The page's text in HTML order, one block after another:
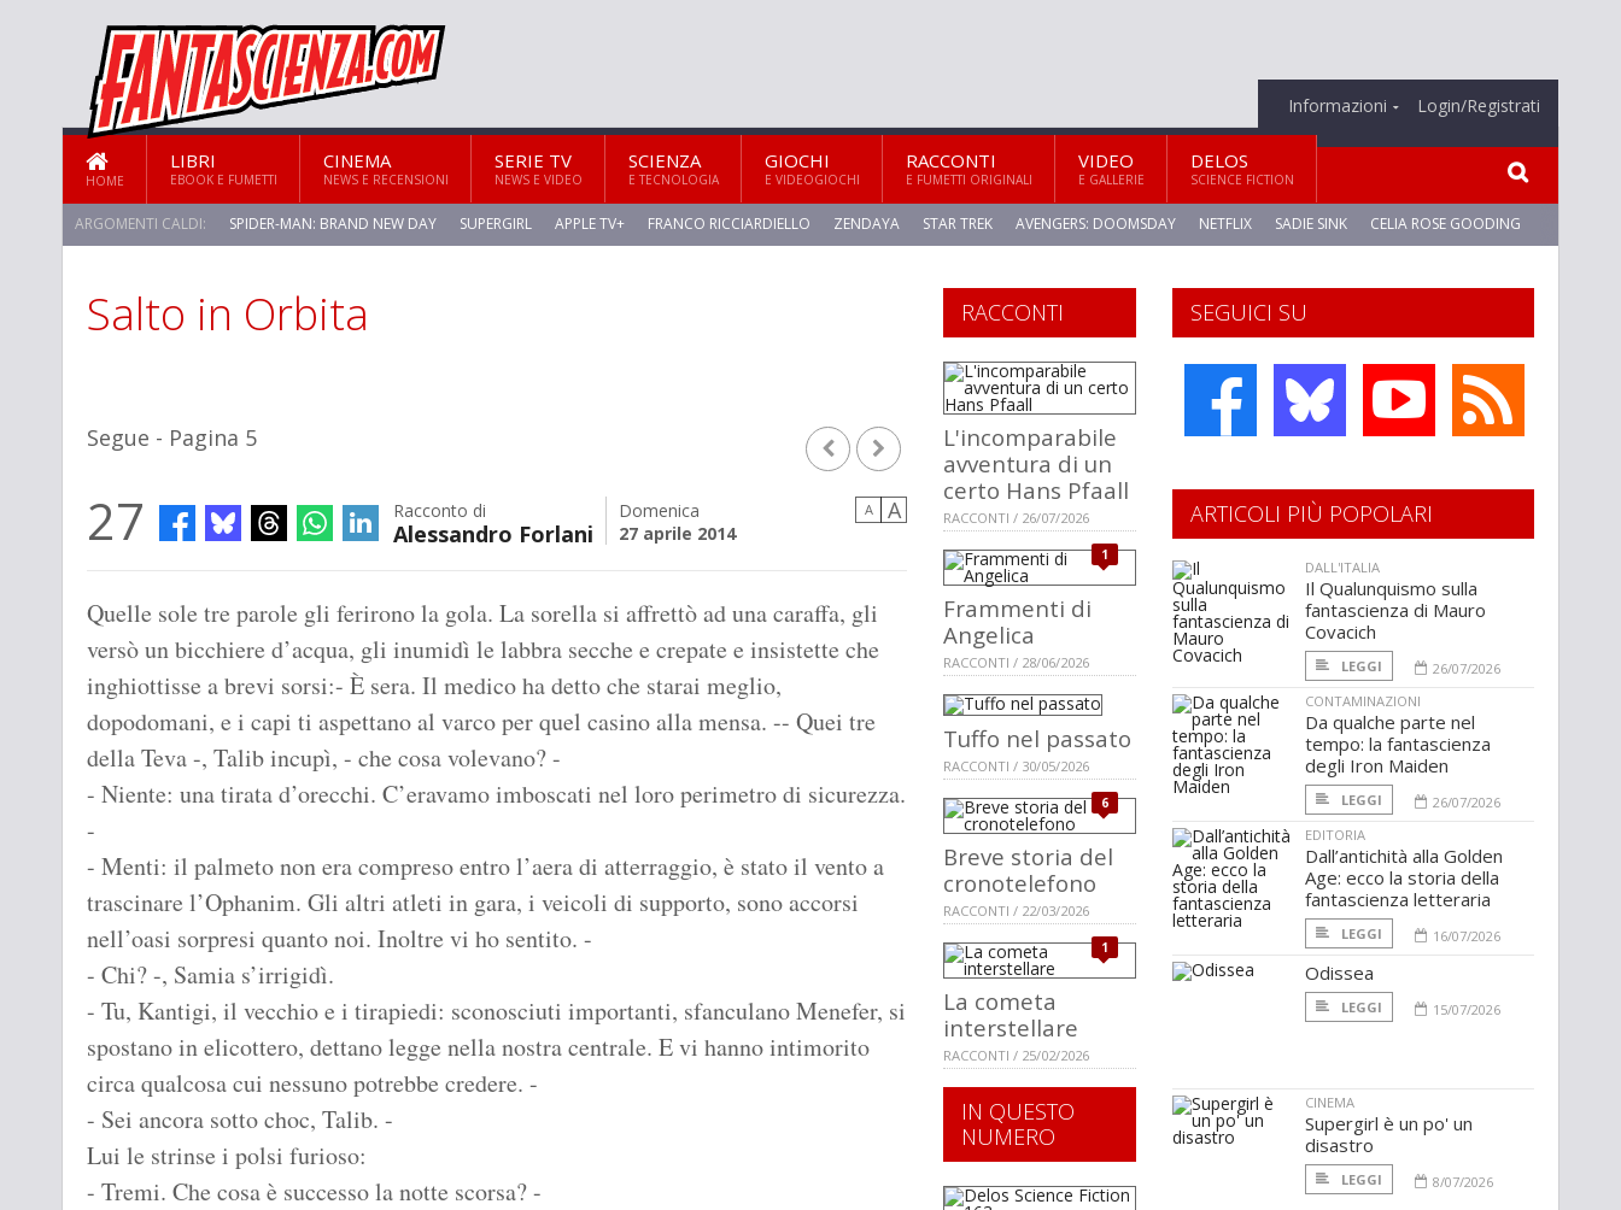
Informazioni Login/Registrati
HOME
LIBRI
EBOOK E FUMETTI
CINEMA
NEWS E RECENSIONI
SERIE TV
NEWS E VIDEO
SCIENZA
E TECNOLOGIA
GIOCHI
E VIDEOGIOCHI
RACCONTI
E FUMETTI ORIGINALI
VIDEO
E GALLERIE
DELOS
SCIENCE FICTION
ARGOMENTI CALDI: SPIDER-MAN: BRAND NEW DAY SUPERGIRL APPLE TV+ FRANCO RICCIARDIELLO ZENDAYA STAR TREK AVENGERS: DOOMSDAY NETFLIX SADIE SINK CELIA ROSE GOODING
Salto in Orbita
Segue - Pagina 5
27 Racconto di
Alessandro Forlani
Domenica
27 aprile 2014
A A
Quelle sole tre parole gli ferirono la gola. La sorella si affrettò ad una caraffa, gli
versò un bicchiere d’acqua, gli inumidì le labbra secche e crepate e insistette che
inghiottisse a brevi sorsi:- È sera. Il medico ha detto che starai meglio,
dopodomani, e i capi ti aspettano al varco per quel casino alla mensa. -- Quei tre
della Teva -, Talib incupì, - che cosa volevano? -
- Niente: una tirata d’orecchi. C’eravamo imboscati nel loro perimetro di sicurezza.
-
- Menti: il palmeto non era compreso entro l’aera di atterraggio, è stato il vento a
trascinare l’Ophanim. Gli altri atleti in gara, i veicoli di supporto, sono accorsi
nell’oasi sorpresi quanto noi. Inoltre vi ho sentito. -
- Chi? -, Samia s’irrigidì.
- Tu, Kantigi, il vecchio e i tirapiedi: sconosciuti importanti, sfanculano Menefer, si
spostano in elicottero, dettano legge nella nostra centrale. E vi hanno intimorito
circa qualcosa cui nessuno potrebbe credere. -
- Sei ancora sotto choc, Talib. -
Lui le strinse i polsi furioso:
- Tremi. Che cosa è successo la notte scorsa? -
SEGUICI SU
RACCONTI
L'incomparabile
avventura di un
certo Hans Pfaall
RACCONTI / 26/07/2026
1
Frammenti di
Angelica
RACCONTI / 28/06/2026
Tuffo nel passato
RACCONTI / 30/05/2026
6
Breve storia del
cronotelefono
RACCONTI / 22/03/2026
1
La cometa
interstellare
RACCONTI / 25/02/2026
IN QUESTO
NUMERO
ARTICOLI PIÙ POPOLARI
DALL'ITALIA
Il Qualunquismo sulla
fantascienza di Mauro
Covacich
LEGGI
26/07/2026
CONTAMINAZIONI
Da qualche parte nel
tempo: la fantascienza
degli Iron Maiden
LEGGI
26/07/2026
EDITORIA
Dall’antichità alla Golden
Age: ecco la storia della
fantascienza letteraria
LEGGI 16/07/2026
Odissea
LEGGI 15/07/2026
CINEMA
Supergirl è un po' un
disastro
LEGGI 8/07/2026